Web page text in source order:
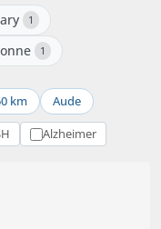
1
1
km Aude
Alzheimer